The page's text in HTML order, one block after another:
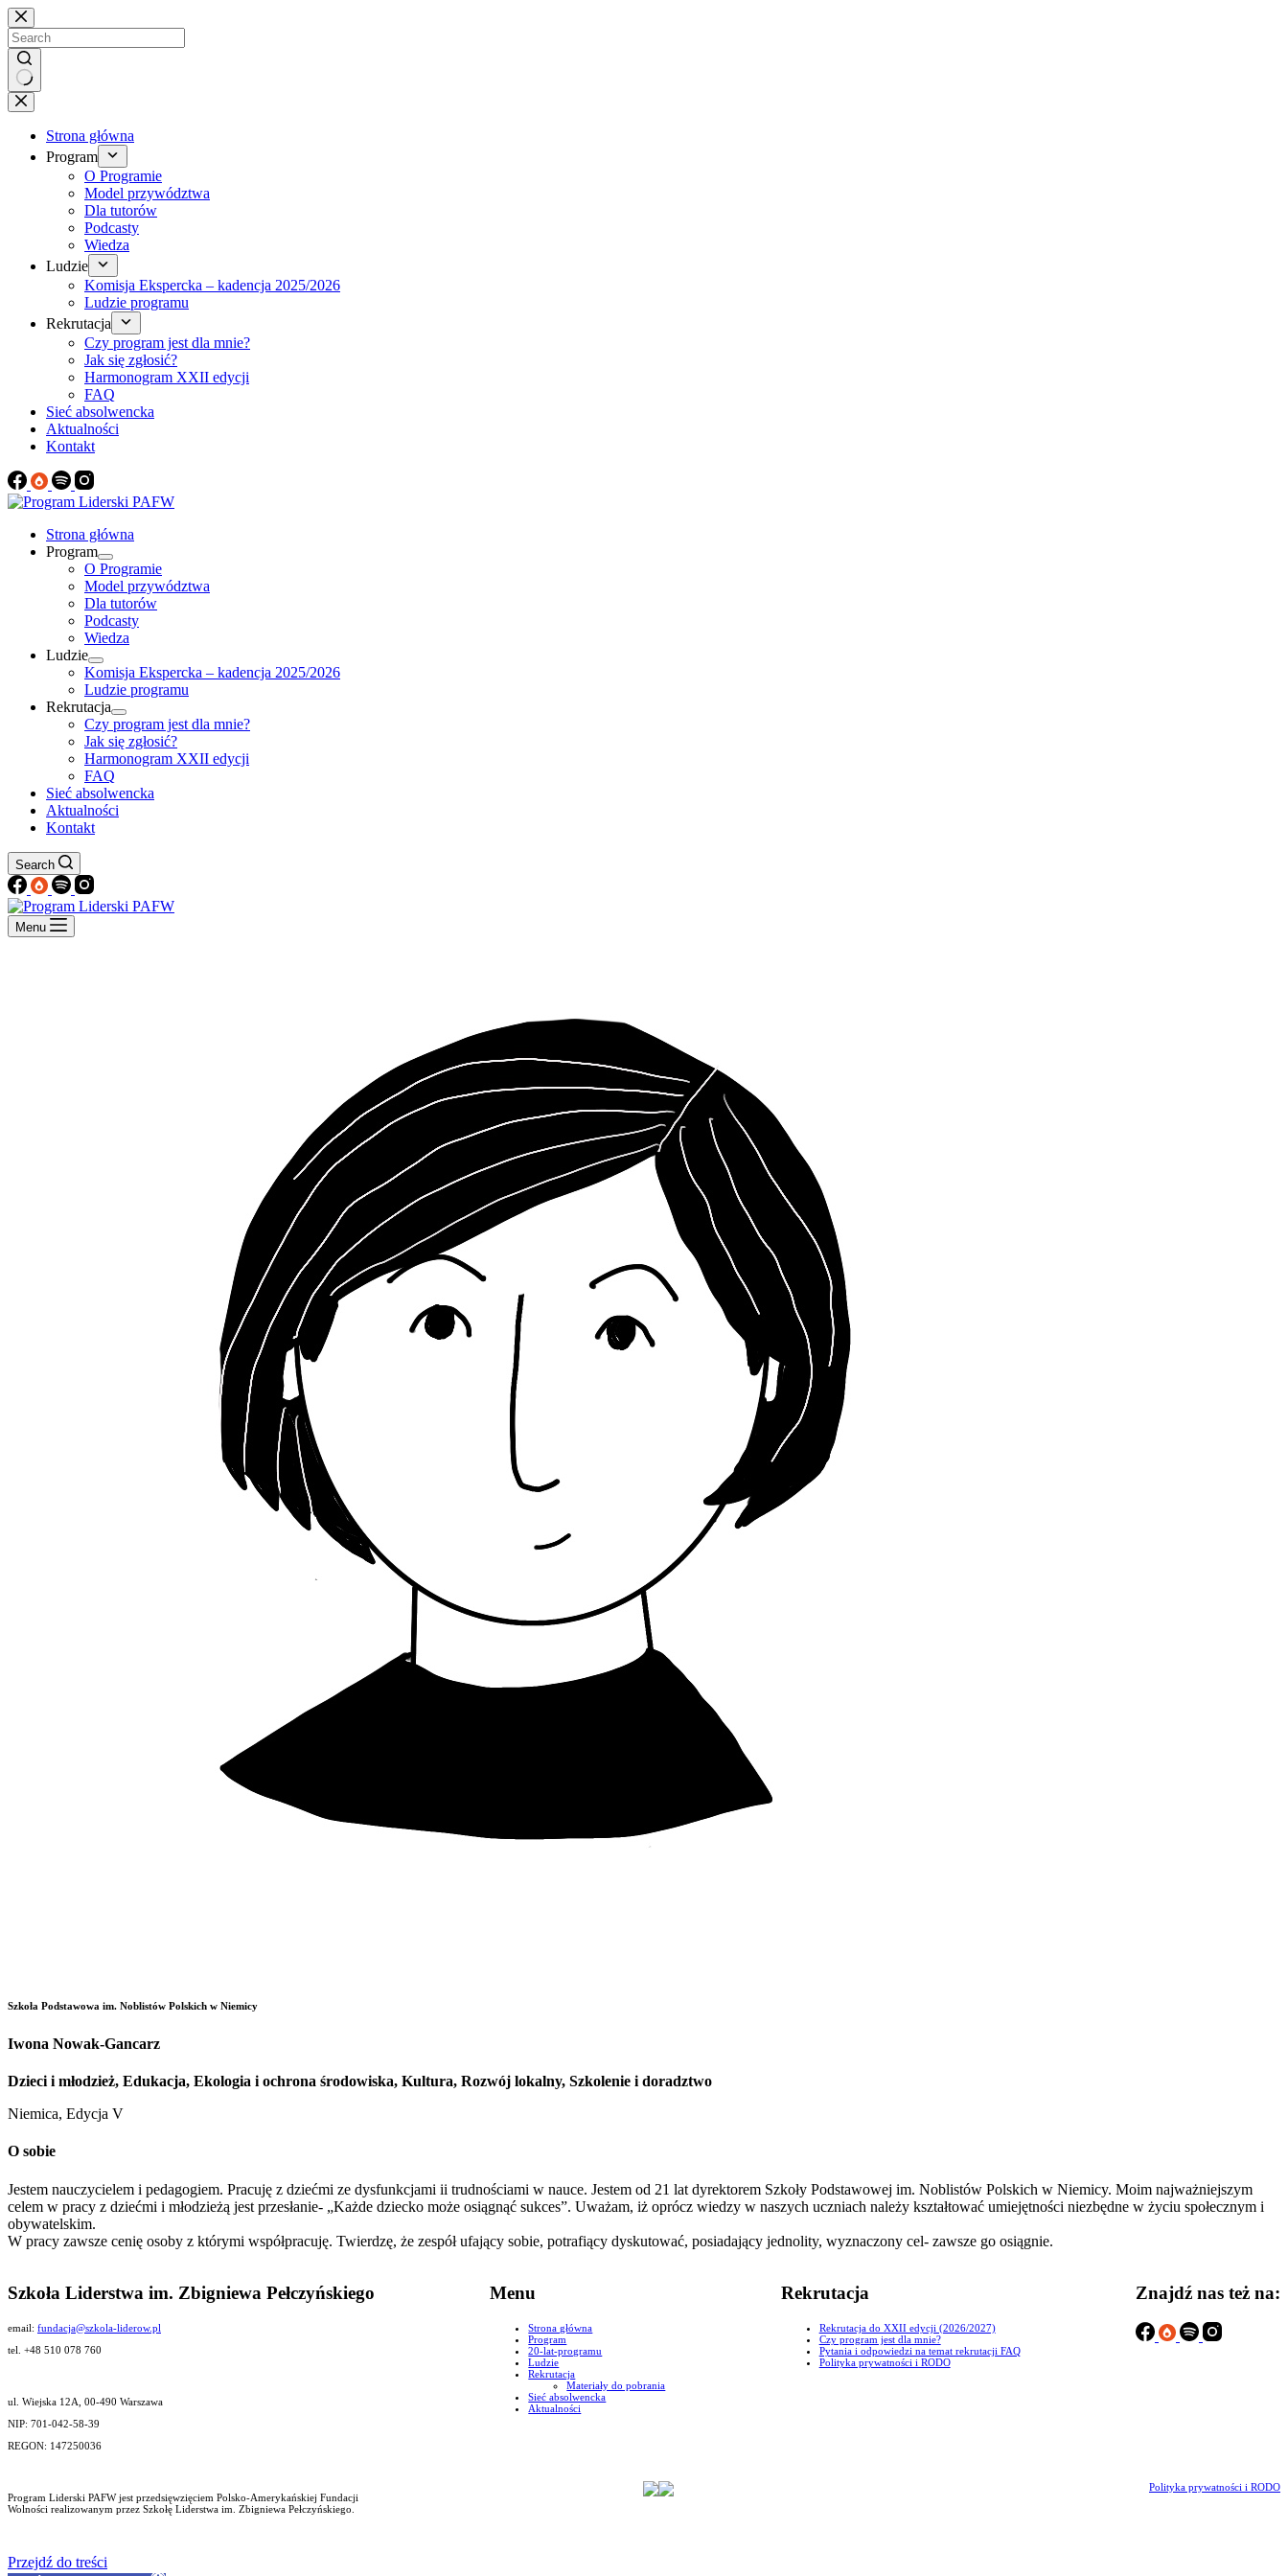
Brak
wyników
Strona główna
Program
O Programie
Model przywództwa
Dla tutorów
Podcasty
Wiedza
Ludzie
Komisja Ekspercka – kadencja 2025/2026
Ludzie programu
Rekrutacja
Czy program jest dla mnie?
Jak się zgłosić?
Harmonogram XXII edycji
FAQ
Sieć absolwencka
Aktualności
Kontakt
Strona główna
Program
O Programie
Model przywództwa
Dla tutorów
Podcasty
Wiedza
Ludzie
Komisja Ekspercka – kadencja 2025/2026
Ludzie programu
Rekrutacja
Czy program jest dla mnie?
Jak się zgłosić?
Harmonogram XXII edycji
FAQ
Sieć absolwencka
Aktualności
Kontakt
Search
Menu
Szkoła Podstawowa im. Noblistów Polskich w Niemicy
Iwona Nowak-Gancarz
Dzieci i młodzież, Edukacja, Ekologia i ochrona środowiska, Kultura, Rozwój lokalny, Szkolenie i doradztwo
Niemica, Edycja V
O sobie
Jestem nauczycielem i pedagogiem. Pracuję z dziećmi ze dysfunkcjami ii trudnościami w nauce. Jestem od 21 lat dyrektorem Szkoły Podstawowej im. Noblistów Polskich w Niemicy. Moim najważniejszym
celem w pracy z dziećmi i młodzieżą jest przesłanie- „Każde dziecko może osiągnąć sukces”. Uważam, iż oprócz wiedzy w naszych uczniach należy kształtować umiejętności niezbędne w życiu społecznym i
obywatelskim.
W pracy zawsze cenię osoby z którymi współpracuję. Twierdzę, że zespół ufający sobie, potrafiący dyskutować, posiadający jednolity, wyznaczony cel- zawsze go osiągnie.
Szkoła Liderstwa im. Zbigniewa Pełczyńskiego
email: fundacja@szkola-liderow.pl
tel. +48 510 078 760
ul. Wiejska 12A, 00-490 Warszawa
NIP: 701-042-58-39
REGON: 147250036
Menu
Strona główna
Program
20-lat-programu
Ludzie
Rekrutacja
Materiały do pobrania
Sieć absolwencka
Aktualności
Rekrutacja
Rekrutacja do XXII edycji (2026/2027)
Czy program jest dla mnie?
Pytania i odpowiedzi na temat rekrutacji FAQ
Polityka prywatności i RODO
Znajdź nas też na:
Program Liderski PAFW jest przedsięwzięciem Polsko-Amerykańskiej Fundacji
Wolności realizowanym przez Szkołę Liderstwa im. Zbigniewa Pełczyńskiego.
Polityka prywatności i RODO
Przejdź do treści